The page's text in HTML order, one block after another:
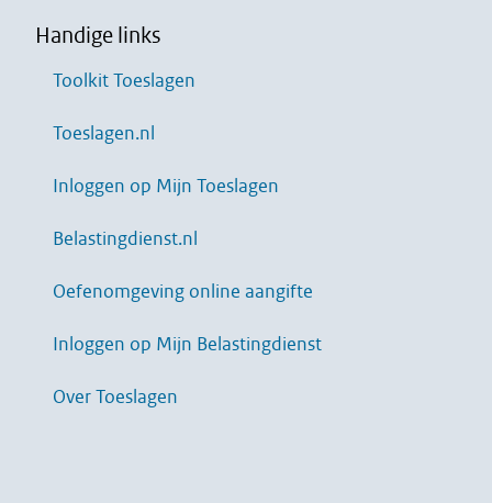
Handige links
Toolkit Toeslagen
Toeslagen.nl
Inloggen op Mijn Toeslagen
Belastingdienst.nl
Oefenomgeving online aangifte
Inloggen op Mijn Belastingdienst
Over Toeslagen